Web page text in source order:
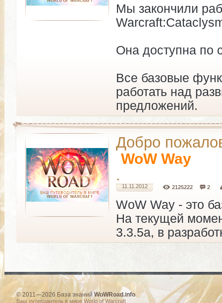
Мы закончили
Она доступна
Все базовые
работать над
предложений.
Добро
WoW Way
.
11.11.2012 2125222 2
WoW Way - это
На текущей
3.3.5a, в
© 2011—2026 База знанийWoWRoad.info
Ваш путеводитель в мире World of Warcraft